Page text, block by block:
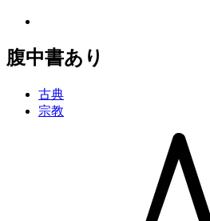
腹中書あり
古典
宗教